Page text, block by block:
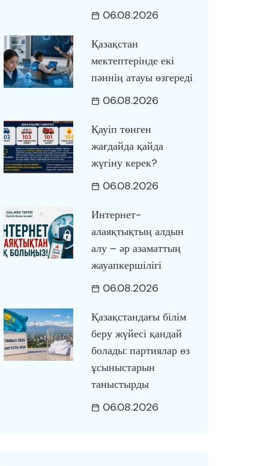
06.08.2026
Қазақстан
мектептерінде екі
пәннің атауы өзгереді
06.08.2026
Қауіп төнген
жағдайда қайда
жүгіну керек?
06.08.2026
Интернет-
алаяқтықтың алдын
алу – әр азаматтың
жауапкершілігі
06.08.2026
Қазақстандағы білім
беру жүйесі қандай
болады: партиялар өз
ұсыныстарын
таныстырды
06.08.2026